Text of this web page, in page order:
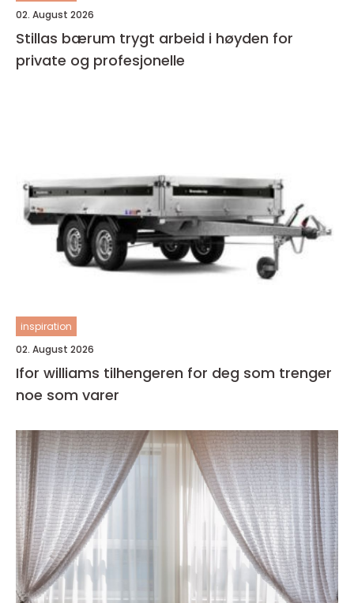
02. August 2026
Stillas bærum trygt arbeid i høyden for
private og profesjonelle
inspiration
02. August 2026
Ifor williams tilhengeren for deg som trenger
noe som varer